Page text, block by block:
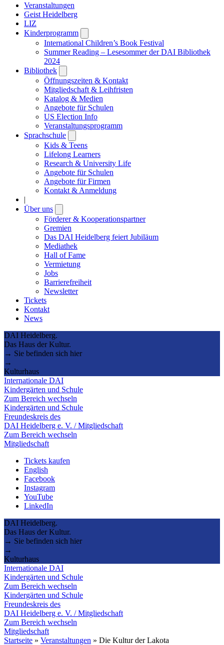
Veranstaltungen
Geist Heidelberg
LIZ
Kinderprogramm
submenu
International Children’s Book Festival
Summer Reading – Lesesommer der DAI Bibliothek
2024
Bibliothek
submenu
Öffnungszeiten & Kontakt
Mitgliedschaft & Leihfristen
Katalog & Medien
Angebote für Schulen
US Election Info
Veranstaltungsprogramm
Sprachschule
submenu
Kids & Teens
Lifelong Learners
Research & University Life
Angebote für Schulen
Angebote für Firmen
Kontakt & Anmeldung
|
Über uns
submenu
Förderer & Kooperationspartner
Gremien
Das DAI Heidelberg feiert Jubiläum
Mediathek
Hall of Fame
Vermietung
Jobs
Barrierefreiheit
Newsletter
Tickets
Kontakt
News
DAI Heidelberg.
Das Haus der Kultur.
→ Sie befinden sich hier
→
Kulturhaus
Internationale DAI
Kindergärten und Schule
Zum Bereich wechseln
Kindergärten und Schule
Freundeskreis des
DAI Heidelberg e. V. / Mitgliedschaft
Zum Bereich wechseln
Mitgliedschaft
Tickets kaufen
English
Facebook
Instagram
YouTube
LinkedIn
DAI Heidelberg.
Das Haus der Kultur.
→ Sie befinden sich hier
→
Kulturhaus
Internationale DAI
Kindergärten und Schule
Zum Bereich wechseln
Kindergärten und Schule
Freundeskreis des
DAI Heidelberg e. V. / Mitgliedschaft
Zum Bereich wechseln
Mitgliedschaft
Startseite » Veranstaltungen » Die Kultur der Lakota